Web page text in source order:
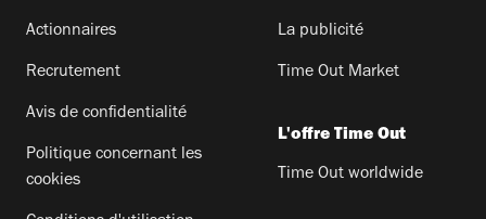
Actionnaires
Recrutement
Avis de confidentialité
Politique concernant les
cookies
La publicité
Time Out Market
L'offre Time Out
Time Out worldwide